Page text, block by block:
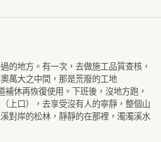
的地方。有一次，去做施工品質查核，
萬大之中間，那是荒廢的工地
補休再恢復使用。下班後，沒地方跑，
上口），去享受沒有人的寧靜，整個山
對岸的松林，靜靜的在那裡，濁濁溪水